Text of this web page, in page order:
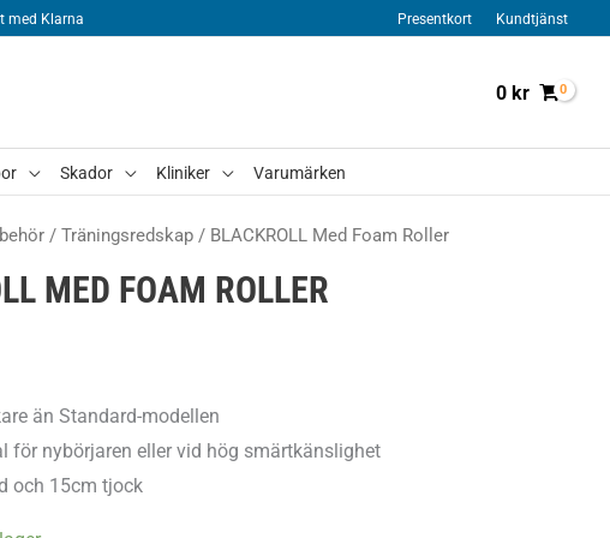
med Klarna Presentkort Kundtjänst
0 kr
Skador Kliniker Varumärken
/ Träningsredskap / BLACKROLL Med Foam Roller
MED FOAM ROLLER
än Standard-modellen
för nybörjaren eller vid hög smärtkänslighet
och 15cm tjock